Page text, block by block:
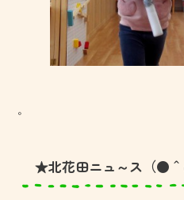
。
★北花田ニュ～ス（●